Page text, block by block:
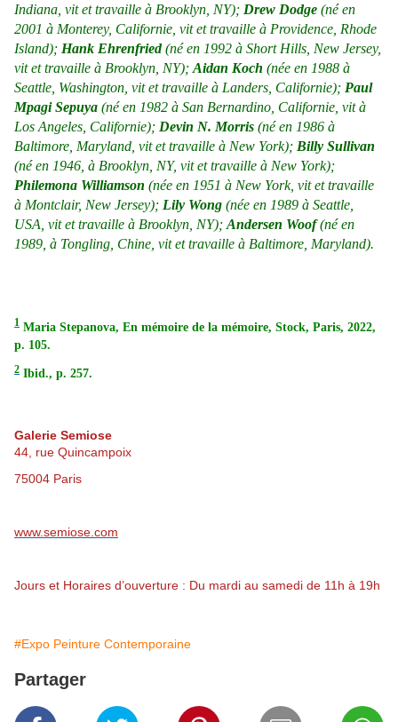
Indiana, vit et travaille à Brooklyn, NY); Drew Dodge (né en
2001 à Monterey, Californie, vit et travaille à Providence, Rhode
Island); Hank Ehrenfried(né en 1992 à Short Hills, New Jersey,
vit et travaille à Brooklyn, NY); Aidan Koch (née en 1988 à
Seattle, Washington, vit et travaille à Landers, Californie); Paul
Mpagi Sepuya (né en 1982 à San Bernardino, Californie, vit à
Los Angeles, Californie); Devin N. Morris (né en 1986 à
Baltimore, Maryland, vit et travaille à New York); Billy Sullivan
(né en 1946, à Brooklyn, NY, vit et travaille à New York);
Philemona Williamson (née en 1951 à New York, vit et travaille
à Montclair, New Jersey); Lily Wong (née en 1989 à Seattle,
USA, vit et travaille à Brooklyn, NY); Andersen Woof(né en
1989, à Tongling, Chine, vit et travaille à Baltimore, Maryland).
1 Maria Stepanova, En mémoire de la mémoire, Stock, Paris, 2022,
p. 105.
2 Ibid., p. 257.
Galerie Semiose
44, rue Quincampoix
75004 Paris
www.semiose.com
Jours et Horaires d’ouverture : Du mardi au samedi de 11h à 19h
#Expo Peinture Contemporaine
Partager